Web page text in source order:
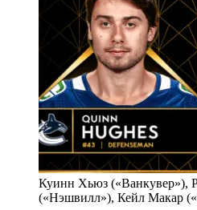
Куинн Хьюз («Ванкувер»),
(«Нэшвилл»), Кейл Макар